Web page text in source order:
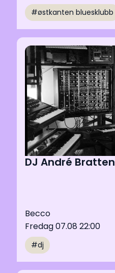
#østkanten bluesklubb
DJ André Bratten
Becco
Fredag 07.08 22:00
#dj